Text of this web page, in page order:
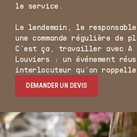
le service.
Le lendemain, le
une commande régulière de
C'est ça, travailler avec A
Louviers : un événement
interlocuteur qu'on rappelle.
DEMANDER UN DEVIS